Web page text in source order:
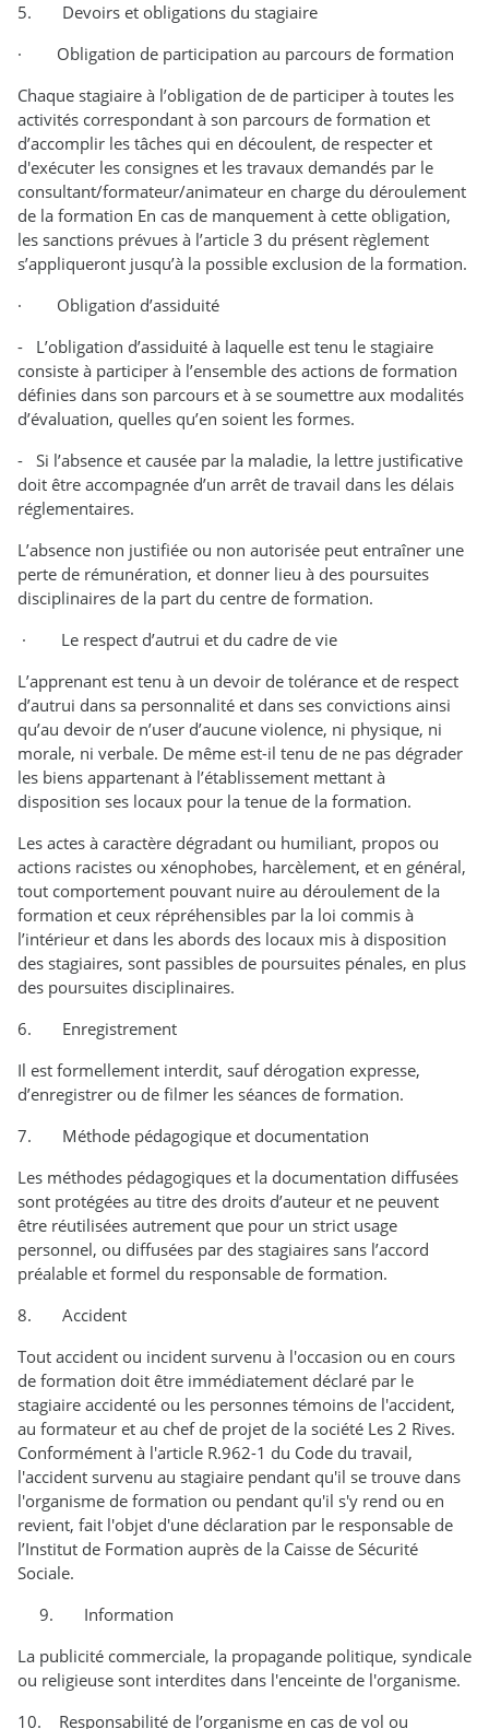
5. Devoirs et obligations du stagiaire
· Obligation de participation au parcours de formation
Chaque stagiaire à l’obligation de de participer à toutes les
activités correspondant à son parcours de formation et
d’accomplir les tâches qui en découlent, de respecter et
d'exécuter les consignes et les travaux demandés par le
consultant/formateur/animateur en charge du déroulement
de la formation En cas de manquement à cette obligation,
les sanctions prévues à l’article 3 du présent règlement
s’appliqueront jusqu’à la possible exclusion de la formation.
· Obligation d’assiduité
- L’obligation d’assiduité à laquelle est tenu le stagiaire
consiste à participer à l’ensemble des actions de formation
définies dans son parcours et à se soumettre aux modalités
d’évaluation, quelles qu’en soient les formes.
- Si l’absence et causée par la maladie, la lettre justificative
doit être accompagnée d’un arrêt de travail dans les délais
réglementaires.
L’absence non justifiée ou non autorisée peut entraîner une
perte de rémunération, et donner lieu à des poursuites
disciplinaires de la part du centre de formation.
· Le respect d’autrui et du cadre de vie
L’apprenant est tenu à un devoir de tolérance et de respect
d’autrui dans sa personnalité et dans ses convictions ainsi
qu’au devoir de n’user d’aucune violence, ni physique, ni
morale, ni verbale. De même est-il tenu de ne pas dégrader
les biens appartenant à l’établissement mettant à
disposition ses locaux pour la tenue de la formation.
Les actes à caractère dégradant ou humiliant, propos ou
actions racistes ou xénophobes, harcèlement, et en général,
tout comportement pouvant nuire au déroulement de la
formation et ceux répréhensibles par la loi commis à
l’intérieur et dans les abords des locaux mis à disposition
des stagiaires, sont passibles de poursuites pénales, en plus
des poursuites disciplinaires.
6. Enregistrement
Il est formellement interdit, sauf dérogation expresse,
d’enregistrer ou de filmer les séances de formation.
7. Méthode pédagogique et documentation
Les méthodes pédagogiques et la documentation diffusées
sont protégées au titre des droits d’auteur et ne peuvent
être réutilisées autrement que pour un strict usage
personnel, ou diffusées par des stagiaires sans l’accord
préalable et formel du responsable de formation.
8. Accident
Tout accident ou incident survenu à l'occasion ou en cours
de formation doit être immédiatement déclaré par le
stagiaire accidenté ou les personnes témoins de l'accident,
au formateur et au chef de projet de la société Les 2 Rives.
Conformément à l'article R.962-1 du Code du travail,
l'accident survenu au stagiaire pendant qu'il se trouve dans
l'organisme de formation ou pendant qu'il s'y rend ou en
revient, fait l'objet d'une déclaration par le responsable de
l’Institut de Formation auprès de la Caisse de Sécurité
Sociale.
9. Information
La publicité commerciale, la propagande politique, syndicale
ou religieuse sont interdites dans l'enceinte de l'organisme.
10. Responsabilité de l’organisme en cas de vol ou